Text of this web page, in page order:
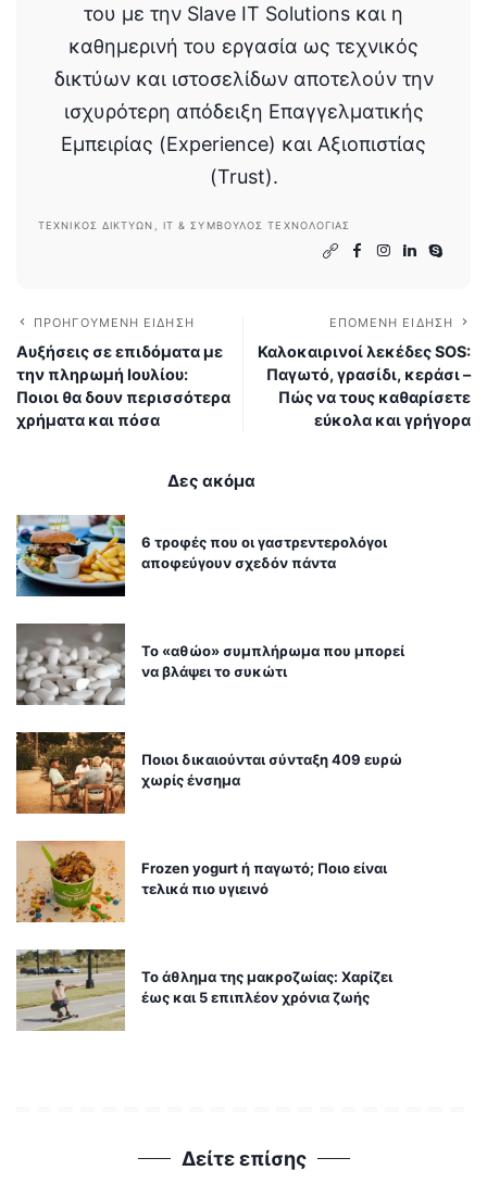
του με την Slave IT Solutions και η
καθημερινή του εργασία ως τεχνικός
δικτύων και ιστοσελίδων αποτελούν την
ισχυρότερη απόδειξη Επαγγελματικής
Εμπειρίας (Experience) και Αξιοπιστίας
(Trust).
ΤΕΧΝΙΚΌΣ ΔΙΚΤΎΩΝ, IT & ΣΎΜΒΟΥΛΟΣ ΤΕΧΝΟΛΟΓΊΑΣ
ΠΡΟΗΓΟΎΜΕΝΗ ΕΊΔΗΣΗ
Αυξήσεις σε επιδόματα με
την πληρωμή Ιουλίου:
Ποιοι θα δουν περισσότερα
χρήματα και πόσα
ΕΠΌΜΕΝΗ ΕΊΔΗΣΗ
Καλοκαιρινοί λεκέδες SOS:
Παγωτό, γρασίδι, κεράσι –
Πώς να τους καθαρίσετε
εύκολα και γρήγορα
Δες ακόμα
6 τροφές που οι γαστρεντερολόγοι
αποφεύγουν σχεδόν πάντα
Το «αθώο» συμπλήρωμα που μπορεί
να βλάψει το συκώτι
Ποιοι δικαιούνται σύνταξη 409 ευρώ
χωρίς ένσημα
Frozen yogurt ή παγωτό; Ποιο είναι
τελικά πιο υγιεινό
Το άθλημα της μακροζωίας: Χαρίζει
έως και 5 επιπλέον χρόνια ζωής
Δείτε επίσης